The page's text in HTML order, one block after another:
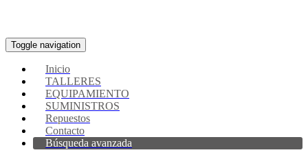
Toggle navigation
Inicio
TALLERES
EQUIPAMIENTO
SUMINISTROS
Repuestos
Contacto
Búsqueda avanzada